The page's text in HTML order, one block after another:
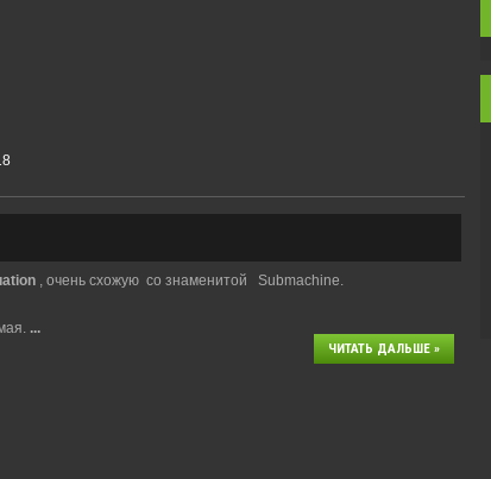
, очень схожую со знаменитой Submachine.
...
ЧИТАТЬ ДАЛЬШЕ »